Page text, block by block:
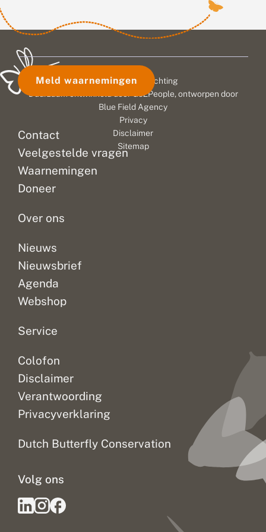
Contact
Veelgestelde vragen
Waarnemingen
Doneer
Over ons
Nieuws
Nieuwsbrief
Agenda
Webshop
Service
Colofon
Disclaimer
Verantwoording
Privacyverklaring
Dutch Butterfly Conservation
Volg ons
Meld waarnemingen
© 2026 Vlinderstichting
Duurzaam ontwikkeld door
Go2People, ontworpen door
Blue Field Agency
Privacy
Disclaimer
Sitemap